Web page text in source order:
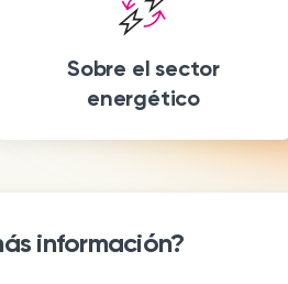
Sobre el sector
energético
información?